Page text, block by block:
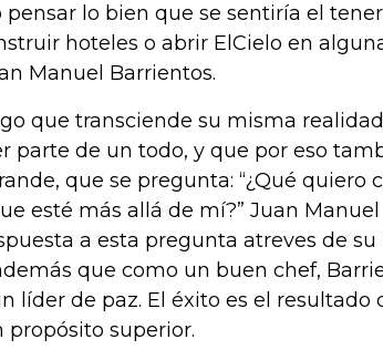
lo bien que se sentiría el
hoteles o abrir ElCielo en
Manuel Barrientos.
que transciende su misma
parte de un todo, y que por eso
que se pregunta: “¿Qué quiero
esté más allá de mí?” Juan
a esta pregunta atreves de su
que como un buen chef,
líder de paz. El éxito es el resultado
propósito superior.